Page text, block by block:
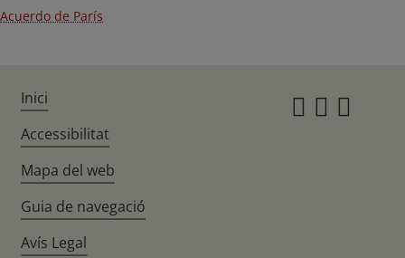
Acuerdo de París
Inici
Accessibilitat
Mapa del web
Guia de navegació
Avís Legal